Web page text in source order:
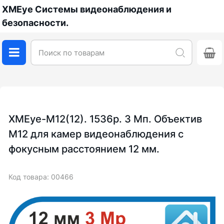
XMEye Системы видеонаблюдения и
безопасности.
XMEye-M12(12). 1536p. 3 Мп. Объектив
М12 для камер видеонаблюдения с
фокусным расстоянием 12 мм.
Код товара: 00466